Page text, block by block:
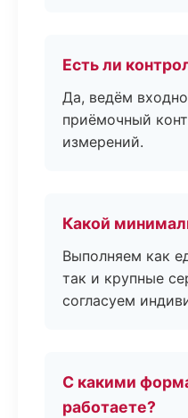
Есть ли
Да, ведём
приёмочный
измерений.
Какой
Выполняем как
так и крупные
согласуем
С какими
работаете?